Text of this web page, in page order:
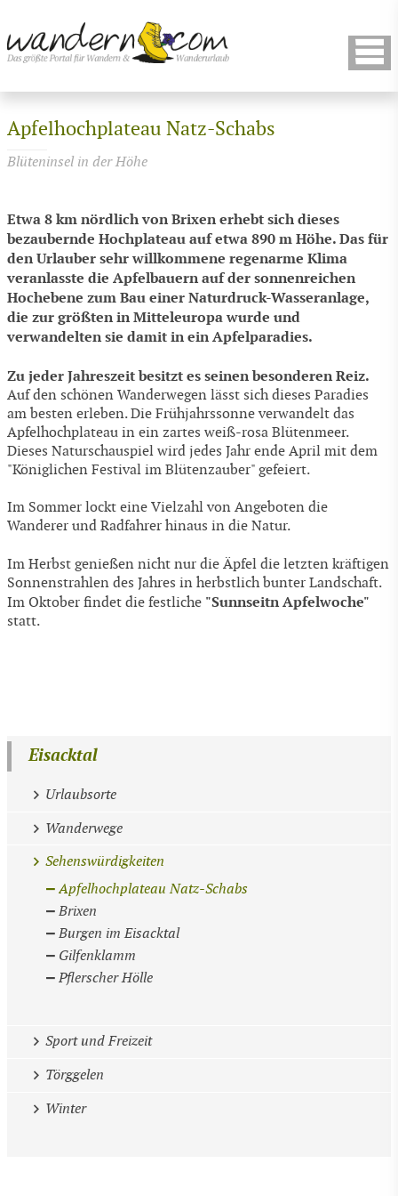
Apfelhochplateau Natz-Schabs
Blüteninsel in der Höhe
Etwa 8 km nördlich von Brixen erhebt sich dieses
bezaubernde Hochplateau auf etwa 890 m Höhe. Das für
den Urlauber sehr willkommene regenarme Klima
veranlasste die Apfelbauern auf der sonnenreichen
Hochebene zum Bau einer Naturdruck-Wasseranlage,
die zur größten in Mitteleuropa wurde und
verwandelten sie damit in ein Apfelparadies.
Zu jeder Jahreszeit besitzt es seinen besonderen Reiz.
Auf den schönen Wanderwegen lässt sich dieses Paradies
am besten erleben. Die Frühjahrssonne verwandelt das
Apfelhochplateau in ein zartes weiß-rosa Blütenmeer.
Dieses Naturschauspiel wird jedes Jahr ende April mit dem
"Königlichen Festival im Blütenzauber" gefeiert.
Im Sommer lockt eine Vielzahl von Angeboten die
Wanderer und Radfahrer hinaus in die Natur.
Im Herbst genießen nicht nur die Äpfel die letzten kräftigen
Sonnenstrahlen des Jahres in herbstlich bunter Landschaft.
Im Oktober findet die festliche "Sunnseitn Apfelwoche"
statt.
Eisacktal
Urlaubsorte
Wanderwege
Sehenswürdigkeiten
Apfelhochplateau Natz-Schabs
Brixen
Burgen im Eisacktal
Gilfenklamm
Pflerscher Hölle
Sport und Freizeit
Törggelen
Winter